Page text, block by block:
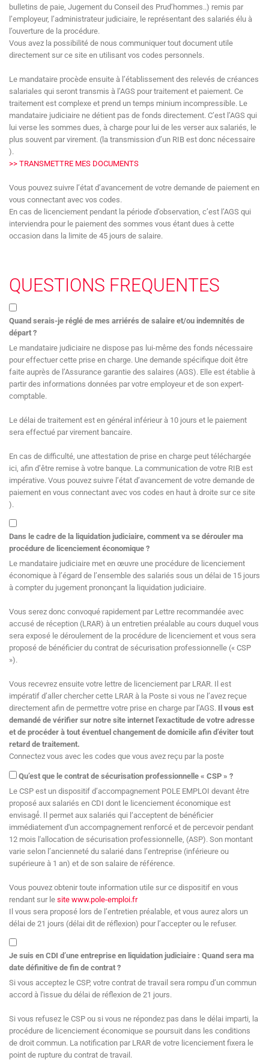
bulletins de paie, Jugement du Conseil des Prud’hommes..) remis par
l’employeur, l’administrateur judiciaire, le représentant des salariés élu à
l’ouverture de la procédure.
Vous avez la possibilité de nous communiquer tout document utile
directement sur ce site en utilisant vos codes personnels.
Le mandataire procède ensuite à l’établissement des relevés de créances
salariales qui seront transmis à l’AGS pour traitement et paiement. Ce
traitement est complexe et prend un temps minium incompressible. Le
mandataire judiciaire ne détient pas de fonds directement. C’est l’AGS qui
lui verse les sommes dues, à charge pour lui de les verser aux salariés, le
plus souvent par virement. (la transmission d’un RIB est donc nécessaire
).
>> TRANSMETTRE MES DOCUMENTS
Vous pouvez suivre l’état d’avancement de votre demande de paiement en
vous connectant avec vos codes.
En cas de licenciement pendant la période d’observation, c’est l’AGS qui
interviendra pour le paiement des sommes vous étant dues à cette
occasion dans la limite de 45 jours de salaire.
QUESTIONS FREQUENTES
Quand serais-je réglé de mes arriérés de salaire et/ou indemnités de
départ ?
Le mandataire judiciaire ne dispose pas lui-même des fonds nécessaire
pour effectuer cette prise en charge. Une demande spécifique doit être
faite auprès de l’Assurance garantie des salaires (AGS). Elle est établie à
partir des informations données par votre employeur et de son expert-
comptable.
Le délai de traitement est en général inférieur à 10 jours et le paiement
sera effectué par virement bancaire.
En cas de difficulté, une attestation de prise en charge peut téléchargée
ici, afin d’être remise à votre banque. La communication de votre RIB est
impérative. Vous pouvez suivre l’état d’avancement de votre demande de
paiement en vous connectant avec vos codes en haut à droite sur ce site
).
Dans le cadre de la liquidation judiciaire, comment va se dérouler ma
procédure de licenciement économique ?
Le mandataire judiciaire met en œuvre une procédure de licenciement
économique à l’égard de l’ensemble des salariés sous un délai de 15 jours
à compter du jugement prononçant la liquidation judiciaire.
Vous serez donc convoqué rapidement par Lettre recommandée avec
accusé de réception (LRAR) à un entretien préalable au cours duquel vous
sera exposé le déroulement de la procédure de licenciement et vous sera
proposé de bénéficier du contrat de sécurisation professionnelle (« CSP
»).
Vous recevrez ensuite votre lettre de licenciement par LRAR. Il est
impératif d’aller chercher cette LRAR à la Poste si vous ne l’avez reçue
directement afin de permettre votre prise en charge par l’AGS. Il vous est
demandé de vérifier sur notre site internet l’exactitude de votre adresse
et de procéder à tout éventuel changement de domicile afin d’éviter tout
retard de traitement.
Connectez vous avec les codes que vous avez reçu par la poste
Qu’est que le contrat de sécurisation professionnelle « CSP » ?
Le CSP est un dispositif d’accompagnement POLE EMPLOI devant être
proposé aux salariés en CDI dont le licenciement économique est
envisagé́. Il permet aux salariés qui l‘acceptent de bénéficier
immédiatement d'un accompagnement renforcé et de percevoir pendant
12 mois l'allocation de sécurisation professionnelle, (ASP). Son montant
varie selon l’ancienneté du salarié dans l’entreprise (inférieure ou
supérieure à 1 an) et de son salaire de référence.
Vous pouvez obtenir toute information utile sur ce dispositif en vous
rendant sur le site www.pole-emploi.fr
Il vous sera proposé lors de l’entretien préalable, et vous aurez alors un
délai de 21 jours (délai dit de réflexion) pour l’accepter ou le refuser.
Je suis en CDI d’une entreprise en liquidation judiciaire : Quand sera ma
date définitive de fin de contrat ?
Si vous acceptez le CSP, votre contrat de travail sera rompu d’un commun
accord à l'issue du délai de réflexion de 21 jours.
Si vous refusez le CSP ou si vous ne répondez pas dans le délai imparti, la
procédure de licenciement économique se poursuit dans les conditions
de droit commun. La notification par LRAR de votre licenciement fixera le
point de rupture du contrat de travail.